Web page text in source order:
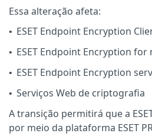
Essa alteração afeta:
• ESET Endpoint Encryption
• ESET Endpoint Encryption for
• ESET Endpoint Encryption
• Serviços Web de criptografia
A transição permitirá que a
por meio da plataforma ESET